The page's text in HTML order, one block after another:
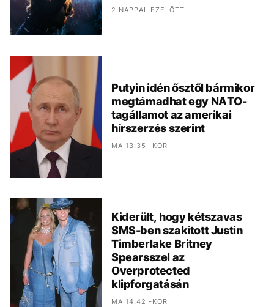
2 NAPPAL EZELŐTT
Putyin idén ősztől bármikor
megtámadhat egy NATO-
tagállamot az amerikai
hírszerzés szerint
MA 13:35 -KOR
Kiderült, hogy kétszavas
SMS-ben szakított Justin
Timberlake Britney
Spearsszel az
Overprotected
klipforgatásán
MA 14:42 -KOR